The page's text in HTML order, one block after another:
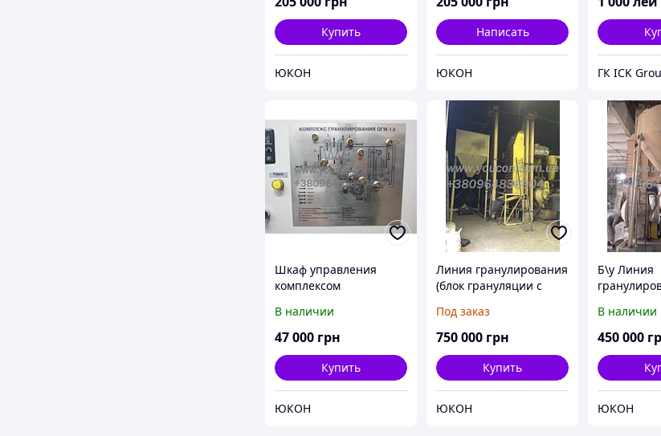
Купить
ЮКОН
Написать
ЮКОН ГК ICK
Шкаф управления
комплексом
1,5 с верхней и нижней
загрузкой
В наличии
47 000 грн
Купить
ЮКОН
Линия гранулирования
(блок грануляции с
Под заказ
750 000 грн
Купить
ЮКОН
Б\у Линия
ОГМ-1,5)
В наличии
450 000
ЮКОН